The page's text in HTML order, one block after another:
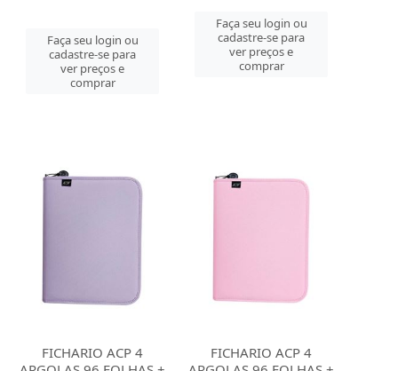
Faça seu login ou
cadastre-se para
ver preços e
comprar
Faça seu login ou
cadastre-se para
ver preços e
comprar
FICHARIO ACP 4
FICHARIO ACP 4